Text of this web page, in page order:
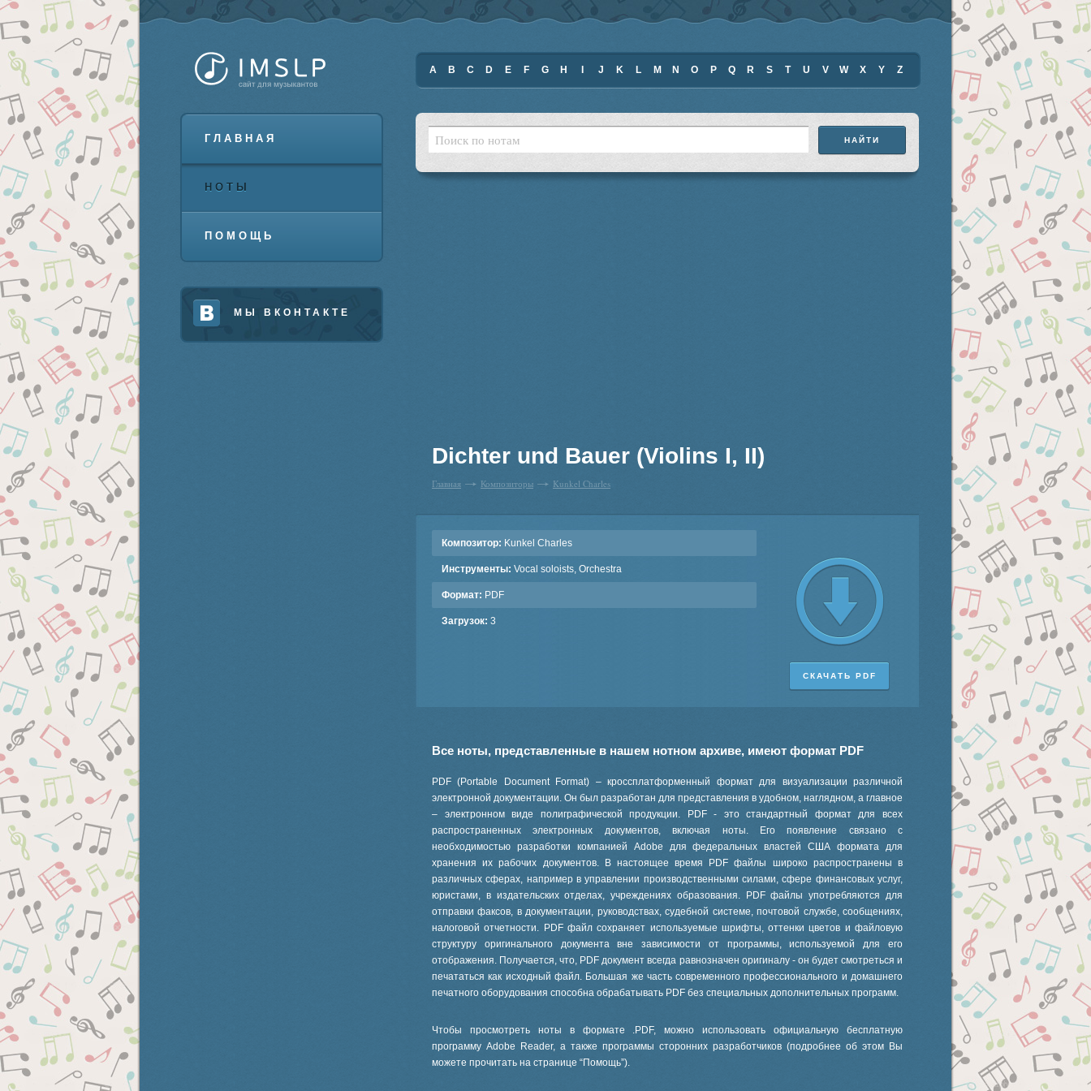
ГЛАВНАЯ
НОТЫ
ПОМОЩЬ
МЫ ВКОНТАКТЕ
A B C D E F G H J K L M N O P Q R S T U V W X Y Z
Dichter und Bauer (Violins I, II)
Главная Композиторы Kunkel Charles
Композитор: Kunkel Charles
Инструменты: Vocal soloists, Orchestra
Формат: PDF
Загрузок: 3
СКАЧАТЬ PDF
Все ноты, представленные в нашем нотном архиве, имеют формат PDF
PDF (Portable Document Format) – кроссплатформенный формат для визуализации различной
электронной документации. Он был разработан для представления в удобном, наглядном, а главное
– электронном виде полиграфической продукции. PDF - это стандартный формат для всех
распространенных электронных документов, включая ноты. Его появление связано с
необходимостью разработки компанией Adobe для федеральных властей США формата для
хранения их рабочих документов. В настоящее время PDF файлы широко распространены в
различных сферах, например в управлении производственными силами, сфере финансовых услуг,
юристами, в издательских отделах, учреждениях образования. PDF файлы употребляются для
отправки факсов, в документации, руководствах, судебной системе, почтовой службе, сообщениях,
налоговой отчетности. PDF файл сохраняет используемые шрифты, оттенки цветов и файловую
структуру оригинального документа вне зависимости от программы, используемой для его
отображения. Получается, что, PDF документ всегда равнозначен оригиналу - он будет смотреться и
печататься как исходный файл. Большая же часть современного профессионального и домашнего
печатного оборудования способна обрабатывать PDF без специальных дополнительных программ.
Чтобы просмотреть ноты в формате .PDF, можно использовать официальную бесплатную
программу Adobe Reader, а также программы сторонних разработчиков (подробнее об этом Вы
можете прочитать на странице “Помощь”).